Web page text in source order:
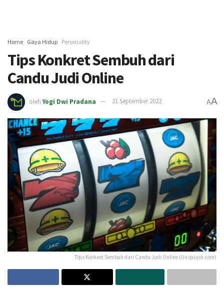
Home Gaya Hidup Personality
Tips Konkret Sembuh dari
Candu Judi Online
oleh Yogi Dwi Pradana 21 September 2022 AA
Tips Konkret Sembuh dari Candu Judi Online (Unsplash.com)